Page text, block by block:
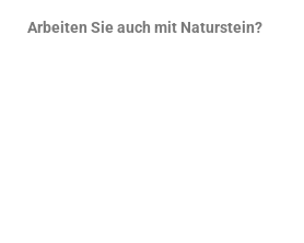
Arbeiten Sie auch mit Naturstein?